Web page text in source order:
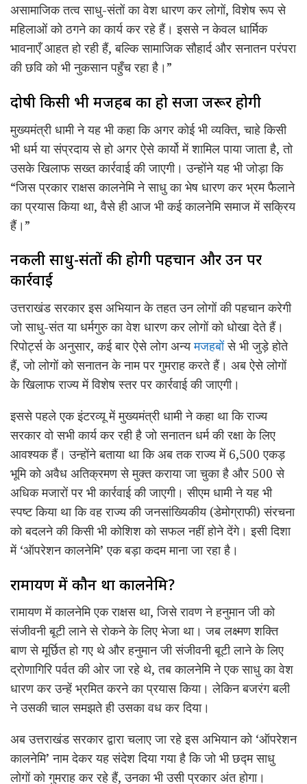
असामाजिक तत्व साधु-संतों का वेश धारण कर लोगों, विशेष रूप से
महिलाओं को ठगने का कार्य कर रहे हैं। इससे न केवल धार्मिक
भावनाएँ आहत हो रही हैं, बल्कि सामाजिक सौहार्द और सनातन परंपरा
की छवि को भी नुकसान पहुँच रहा है।”
दोषी किसी भी मजहब का हो सजा जरूर होगी
मुख्यमंत्री धामी ने यह भी कहा कि अगर कोई भी व्यक्ति, चाहे किसी
भी धर्म या संप्रदाय से हो अगर ऐसे कार्यो में शामिल पाया जाता है, तो
उसके खिलाफ सख्त कार्रवाई की जाएगी। उन्होंने यह भी जोड़ा कि
“जिस प्रकार राक्षस कालनेमि ने साधु का भेष धारण कर भ्रम फैलाने
का प्रयास किया था, वैसे ही आज भी कई कालनेमि समाज में सक्रिय
हैं।”
नकली साधु-संतों की होगी पहचान और उन पर
कार्रवाई
उत्तराखंड सरकार इस अभियान के तहत उन लोगों की पहचान करेगी
जो साधु-संत या धर्मगुरु का वेश धारण कर लोगों को धोखा देते हैं।
रिपोर्ट्स के अनुसार, कई बार ऐसे लोग अन्यमजहबोंसे भी जुड़े होते
हैं, जो लोगों को सनातन के नाम पर गुमराह करते हैं। अब ऐसे लोगों
के खिलाफ राज्य में विशेष स्तर पर कार्रवाई की जाएगी।
इससे पहले एक इंटरव्यू में मुख्यमंत्री धामी ने कहा था कि राज्य
सरकार वो सभी कार्य कर रही है जो सनातन धर्म की रक्षा के लिए
आवश्यक हैं। उन्होंने बताया था कि अब तक राज्य में 6,500 एकड़
भूमि को अवैध अतिक्रमण से मुक्त कराया जा चुका है और 500 से
अधिक मजारों पर भी कार्रवाई की जाएगी। सीएम धामी ने यह भी
स्पष्ट किया था कि वह राज्य की जनसांख्यिकीय (डेमोग्राफी) संरचना
को बदलने की किसी भी कोशिश को सफल नहीं होने देंगे। इसी दिशा
में ‘ऑपरेशन कालनेमि’ एक बड़ा कदम माना जा रहा है।
रामायण में कौन था कालनेमि?
रामायण में कालनेमि एक राक्षस था, जिसे रावण ने हनुमान जी को
संजीवनी बूटी लाने से रोकने के लिए भेजा था। जब लक्ष्मण शक्ति
बाण से मूर्छित हो गए थे और हनुमान जी संजीवनी बूटी लाने के लिए
द्रोणागिरि पर्वत की ओर जा रहे थे, तब कालनेमि ने एक साधु का वेश
धारण कर उन्हें भ्रमित करने का प्रयास किया। लेकिन बजरंग बली
ने उसकी चाल समझते ही उसका वध कर दिया।
अब उत्तराखंड सरकार द्वारा चलाए जा रहे इस अभियान को ‘ऑपरेशन
कालनेमि’ नाम देकर यह संदेश दिया गया है कि जो भी छद्म साधु
लोगों को गुमराह कर रहे हैं, उनका भी उसी प्रकार अंत होगा।